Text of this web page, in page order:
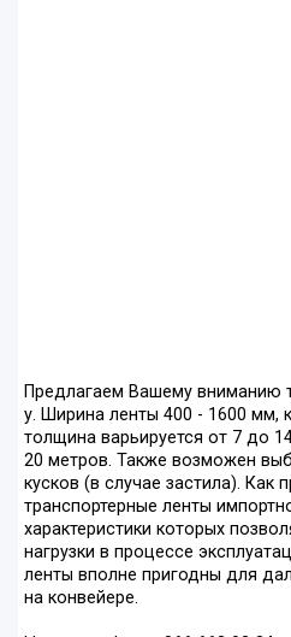
Предлагаем Вашему вниманию
у. Ширина ленты 400 - 1600 мм,
толщина варьируется от 7 до
20 метров. Также возможен
кусков (в случае застила). Как
транспортерные ленты
характеристики которых
нагрузки в процессе
ленты вполне пригодны для
на конвейере.